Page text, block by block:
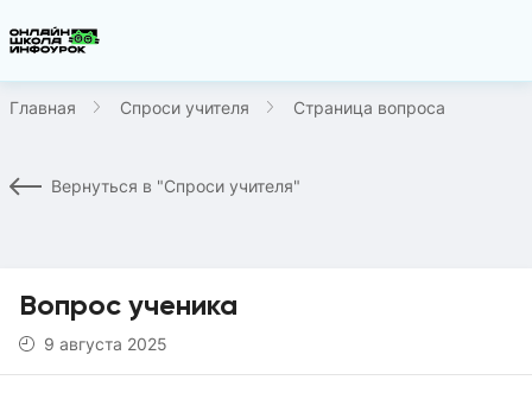
Главная Спроси учителя Страница вопроса
Вернуться в "Спроси учителя"
Вопрос ученика
9 августа 2025